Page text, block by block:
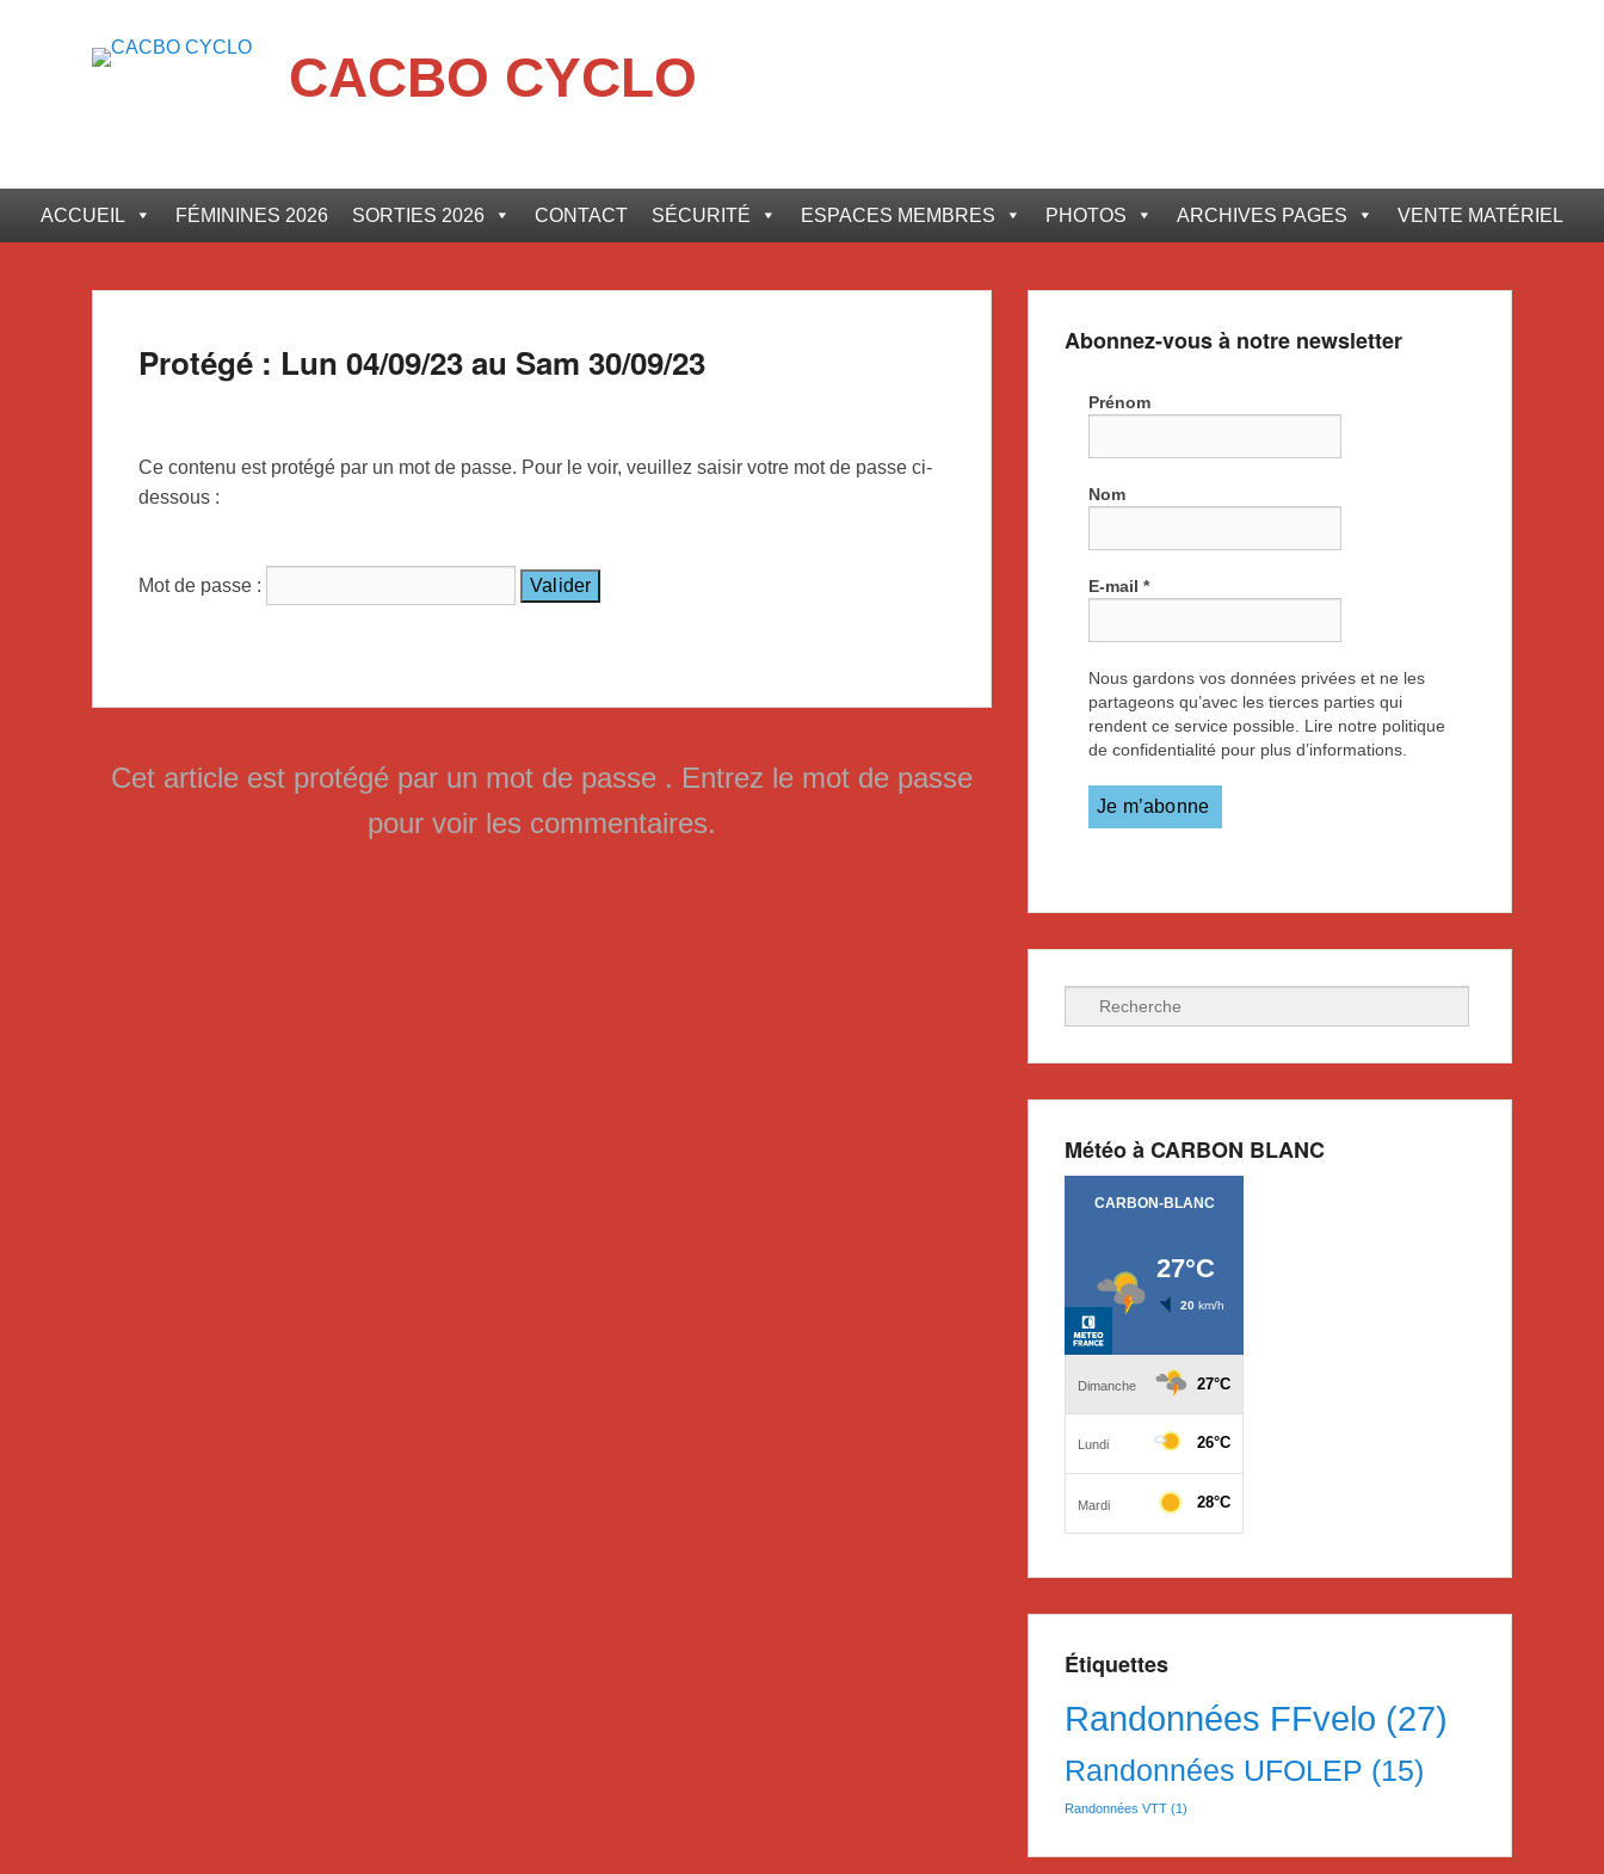
CACBO CYCLO
ACCUEIL FÉMININES 2026 SORTIES 2026 CONTACT SÉCURITÉ ESPACES MEMBRES PHOTOS ARCHIVES PAGES VENTE MATÉRIEL
Protégé : Lun 04/09/23 au Sam 30/09/23
Ce contenu est protégé par un mot de passe. Pour le voir, veuillez saisir votre mot de passe ci-
dessous :
Mot de passe :
Cet article est protégé par un mot de passe . Entrez le mot de passe
pour voir les commentaires.
Abonnez-vous à notre newsletter
Prénom
Nom
E-mail *
Nous gardons vos données privées et ne les
partageons qu’avec les tierces parties qui
rendent ce service possible. Lire notre politique
de confidentialité pour plus d’informations.
Recherche
Météo à CARBON BLANC
Étiquettes
Randonnées FFvelo (27)
Randonnées UFOLEP (15)
Randonnées VTT (1)